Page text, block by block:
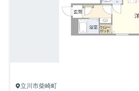
立川市柴崎町